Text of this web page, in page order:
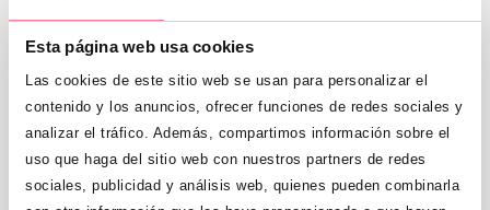
Esta página web usa cookies
Las cookies de este sitio web se usan para personalizar el
contenido y los anuncios, ofrecer funciones de redes sociales y
analizar el tráfico. Además, compartimos información sobre el
uso que haga del sitio web con nuestros partners de redes
sociales, publicidad y análisis web, quienes pueden combinarla
que aproximadamente uno de cada cinco
bebés aprende directamente a caminar,
sin pasar por el gateo.Puede que tu bebé
haya tenido alguna mala experiencia
(un golpe o una caída) que lo haya
disuadido de lanzarse a gatear.Puede
que sea algo perezoso y que esté muy feliz